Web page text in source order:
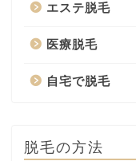
エステ脱毛
医療脱毛
自宅で脱毛
脱毛の方法